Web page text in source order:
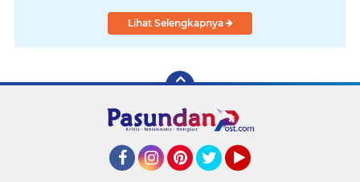
Lihat Selengkapnya